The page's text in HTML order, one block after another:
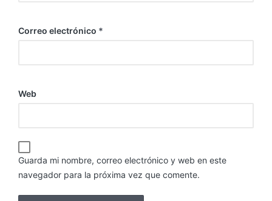
Correo electrónico *
Web
Guarda mi nombre, correo electrónico y web en este
navegador para la próxima vez que comente.